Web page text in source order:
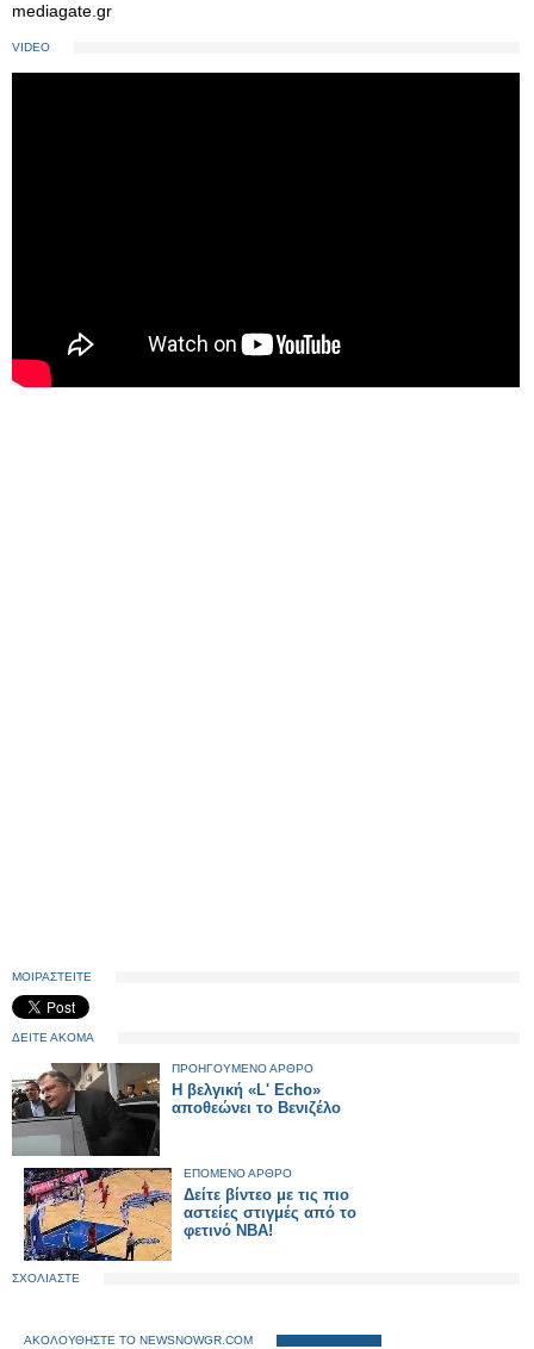
mediagate.gr
VIDEO
ΜΟΙΡΑΣΤΕΙΤΕ
ΔΕΙΤΕ ΑΚΟΜΑ
ΠΡΟΗΓΟΥΜΕΝΟ ΑΡΘΡΟ
Η βελγική «L' Echo»
αποθεώνει το Βενιζέλο
ΕΠΟΜΕΝΟ ΑΡΘΡΟ
Δείτε βίντεο με τις πιο
αστείες στιγμές από το
φετινό NBA!
ΣΧΟΛΙΑΣΤΕ
ΑΚΟΛΟΥΘΗΣΤΕ ΤΟ NEWSNOWGR.COM